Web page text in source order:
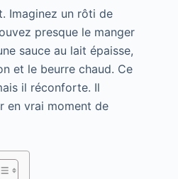
Imaginez un rôti de
presque le manger
sauce au lait épaisse,
et le beurre chaud. Ce
il réconforte. Il
en vrai moment de